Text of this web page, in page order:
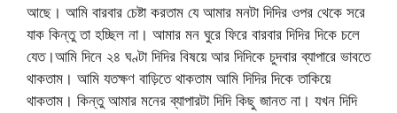
আছে। আমি বারবার চেষ্টা করতাম যে আমার মনটা দিদির ওপর থেকে সরে
যাক কিন্তু তা হচ্ছিল না। আমার মন ঘুরে ফিরে বারবার দিদির দিকে চলে
যেত।আমি দিনে ২৪ ঘণ্টা দিদির বিষয়ে আর দিদিকে চুদবার ব্যাপারে ভাবতে
থাকতাম। আমি যতক্ষণ বাড়িতে থাকতাম আমি দিদির দিকে তাকিয়ে
থাকতাম। কিন্তু আমার মনের ব্যাপারটা দিদি কিছু জানত না। যখন দিদি